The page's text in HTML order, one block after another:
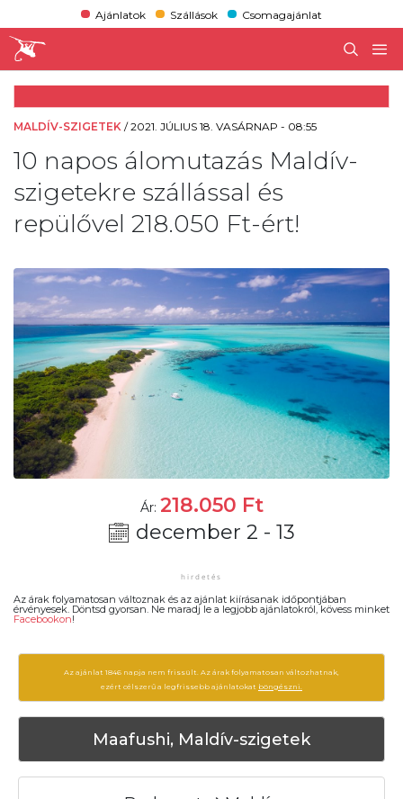
Ajánlatok Szállások Csomagajánlat
MALDÍV-SZIGETEK /2021. JÚLIUS 18. VASÁRNAP - 08:55
10 napos álomutazás Maldív-
szigetekre szállással és
repülővel 218.050 Ft-ért!
Ár: 218.050 Ft
december 2 - 13
Az árak folyamatosan változnak és az ajánlat kiírásanak időpontjában
érvényesek. Döntsd gyorsan. Ne maradj le a legjobb ajánlatokról, kövess minket
Facebookon!
Az ajánlat 1846 napja nem frissült. Az árak folyamatosan változhatnak,
ezért célszerű a legfrissebb ajánlatokat böngészni.
Maafushi, Maldív-szigetek